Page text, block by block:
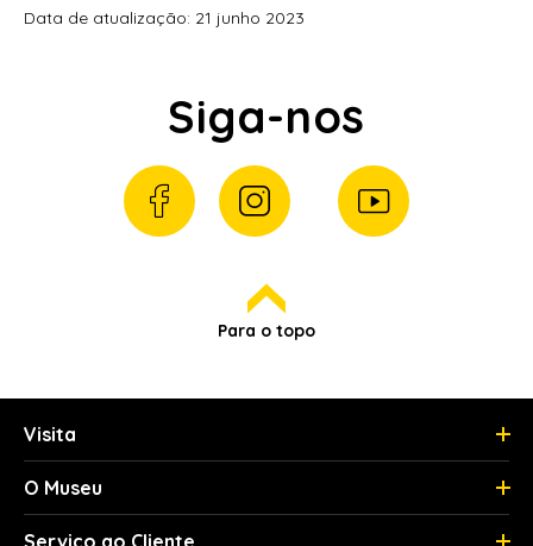
Data de atualização: 21 junho 2023
Siga-nos
Para o topo
Visita
O Museu
Serviço ao Cliente